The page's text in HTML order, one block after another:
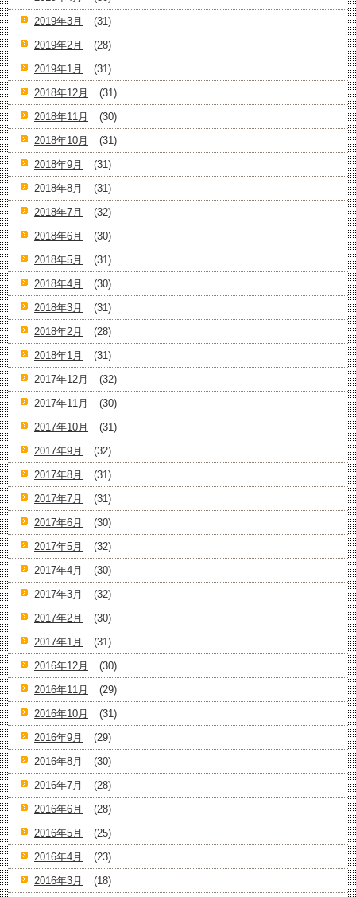
2019年3月
(31)
2019年2月
(28)
2019年1月
(31)
2018年12月
(31)
2018年11月
(30)
2018年10月
(31)
2018年9月
(31)
2018年8月
(31)
2018年7月
(32)
2018年6月
(30)
2018年5月
(31)
2018年4月
(30)
2018年3月
(31)
2018年2月
(28)
2018年1月
(31)
2017年12月
(32)
2017年11月
(30)
2017年10月
(31)
2017年9月
(32)
2017年8月
(31)
2017年7月
(31)
2017年6月
(30)
2017年5月
(32)
2017年4月
(30)
2017年3月
(32)
2017年2月
(30)
2017年1月
(31)
2016年12月
(30)
2016年11月
(29)
2016年10月
(31)
2016年9月
(29)
2016年8月
(30)
2016年7月
(28)
2016年6月
(28)
2016年5月
(25)
2016年4月
(23)
2016年3月
(18)